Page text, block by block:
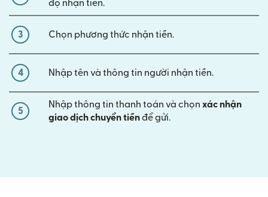
độ nhận tiền.
3 Chọn phương thức nhận tiền.
4 Nhập tên và thông tin người nhận tiền.
5
Nhập thông tin thanh toán và chọn xác nhận
giao dịch chuyển tiềnđể gửi.